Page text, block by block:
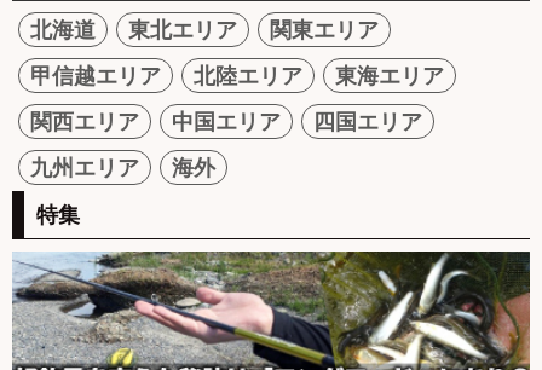
北海道 東北エリア
関東エリア
甲信越エリア
北陸エリア
東海エリア
関西エリア
中国エリア
四国エリア
九州エリア
海外
特集